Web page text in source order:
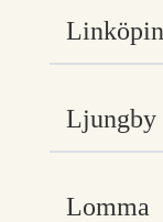
Ljungby
Lomma